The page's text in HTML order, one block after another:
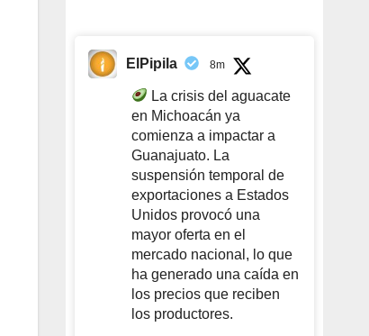
ElPipila 8m
La crisis del aguacate
en Michoacán ya
comienza a impactar a
Guanajuato. La
suspensión temporal de
exportaciones a Estados
Unidos provocó una
mayor oferta en el
mercado nacional, lo que
ha generado una caída en
los precios que reciben
los productores.